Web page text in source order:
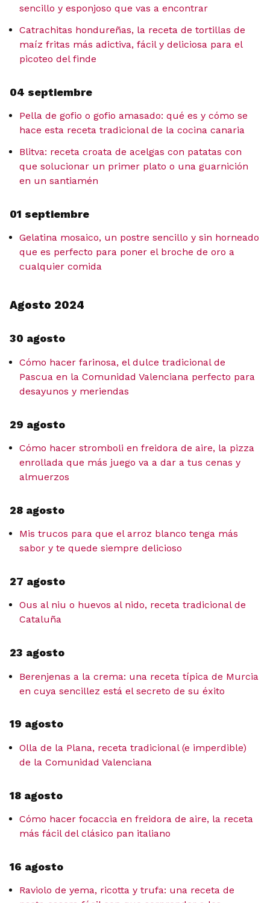
sencillo y esponjoso que vas a encontrar
Catrachitas hondureñas, la receta de tortillas de
maíz fritas más adictiva, fácil y deliciosa para el
picoteo del finde
04 septiembre
Pella de gofio o gofio amasado: qué es y cómo se
hace esta receta tradicional de la cocina canaria
Blitva: receta croata de acelgas con patatas con
que solucionar un primer plato o una guarnición
en un santiamén
01 septiembre
Gelatina mosaico, un postre sencillo y sin horneado
que es perfecto para poner el broche de oro a
cualquier comida
Agosto 2024
30 agosto
Cómo hacer farinosa, el dulce tradicional de
Pascua en la Comunidad Valenciana perfecto para
desayunos y meriendas
29 agosto
Cómo hacer stromboli en freidora de aire, la pizza
enrollada que más juego va a dar a tus cenas y
almuerzos
28 agosto
Mis trucos para que el arroz blanco tenga más
sabor y te quede siempre delicioso
27 agosto
Ous al niu o huevos al nido, receta tradicional de
Cataluña
23 agosto
Berenjenas a la crema: una receta típica de Murcia
en cuya sencillez está el secreto de su éxito
19 agosto
Olla de la Plana, receta tradicional (e imperdible)
de la Comunidad Valenciana
18 agosto
Cómo hacer focaccia en freidora de aire, la receta
más fácil del clásico pan italiano
16 agosto
Raviolo de yema, ricotta y trufa: una receta de